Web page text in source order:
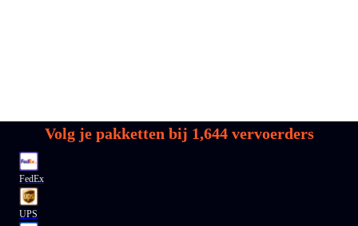
Volg je pakketten bij 1,644vervoerders
FedEx
UPS